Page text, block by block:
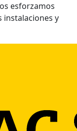
esforzamos
y